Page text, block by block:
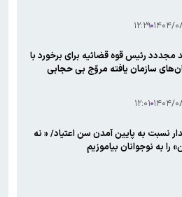
۰۸/۲۶ ۱۲:۲۹
مجددد رئیس قوه قضائیه برای برخورد با
سازمان یافته مروّج بی حجابی
۰۸/۲۶ ۱۲:۰۱
نسبت به پایین آمدن سن اعتیاد/ « نه
را به نوجوانان بیاموزیم